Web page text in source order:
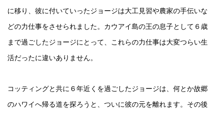
に移り、彼に付いていったジョージは大工見習や農家の手伝いな
どの力仕事をさせられました。カウアイ島の王の息子として６歳
まで過ごしたジョージにとって、これらの力仕事は大変つらい生
活だったに違いありません。
コッティングと共に６年近くを過ごしたジョージは、何とか故郷
のハワイへ帰る道を探ろうと、ついに彼の元を離れます。その後